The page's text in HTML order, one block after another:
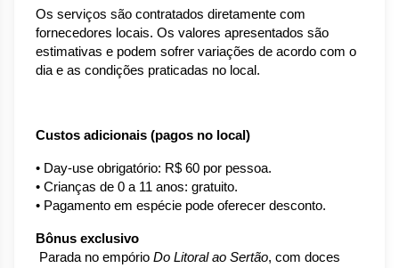
Os serviços são contratados diretamente com
fornecedores locais. Os valores apresentados são
estimativas e podem sofrer variações de acordo com o
dia e as condições praticadas no local.
Custos adicionais (pagos no local)
• Day-use obrigatório: R$ 60 por pessoa.
• Crianças de 0 a 11 anos: gratuito.
• Pagamento em espécie pode oferecer desconto.
Bônus exclusivo
Parada no empório Do Litoral ao Sertão, com doces